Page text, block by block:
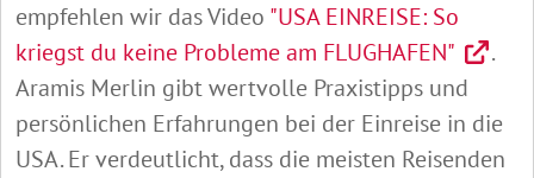
empfehlen wir das Video "USA EINREISE: So
kriegst du keine Probleme am FLUGHAFEN"
.
Aramis Merlin gibt wertvolle Praxistipps und
persönlichen Erfahrungen bei der Einreise in die
USA. Er verdeutlicht, dass die meisten Reisenden